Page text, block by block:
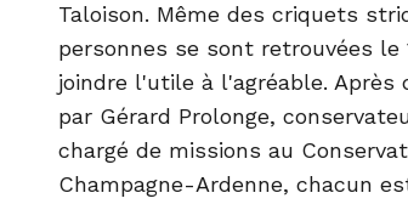
Taloison. Même des criquets
personnes se sont retrouvées
joindre l'utile à l'agréable. Après
par Gérard Prolonge,
chargé de missions au
Champagne-Ardenne, chacun